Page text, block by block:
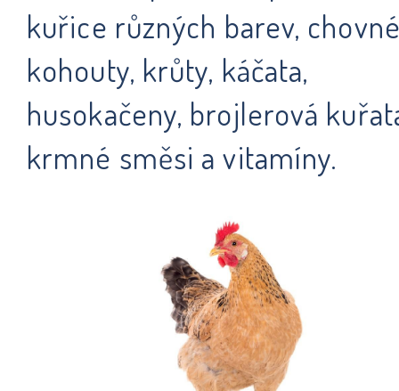
kuřice různých barev,
kohouty, krůty, káčata,
husokačeny, brojlerová
krmné směsi a vitamíny.